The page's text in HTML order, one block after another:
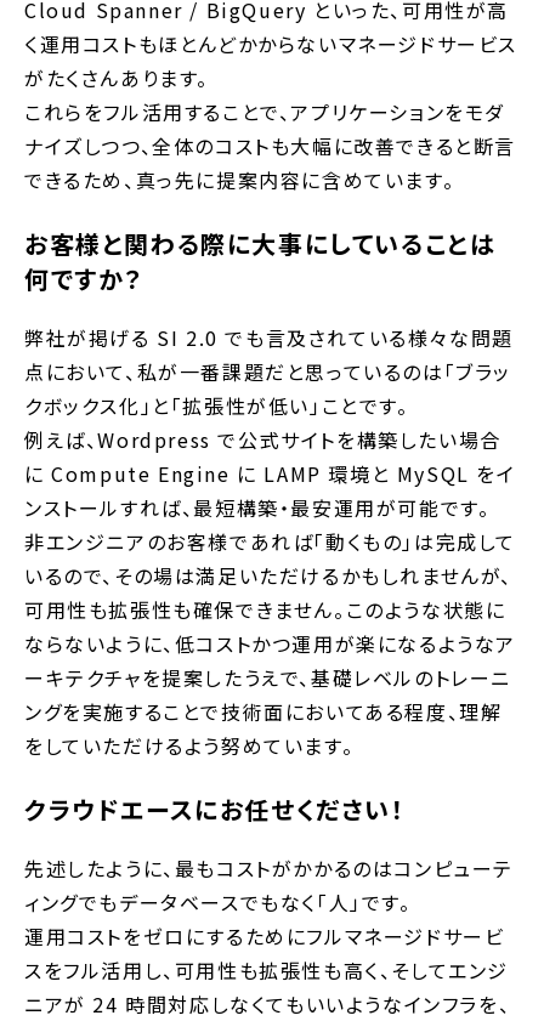
Cloud Spanner / BigQuery といった、可用性が高
く運用コストもほとんどかからないマネージドサービス
がたくさんあります。
これらをフル活用することで、アプリケーションをモダ
ナイズしつつ、全体のコストも大幅に改善できると断言
できるため、真っ先に提案内容に含めています。
お客様と関わる際に大事にしていることは
何ですか？
弊社が掲げる SI 2.0 でも言及されている様々な問題
点において、私が一番課題だと思っているのは「ブラッ
クボックス化」と「拡張性が低い」ことです。
例えば、Wordpress で公式サイトを構築したい場合
に Compute Engine に LAMP 環境と MySQL をイ
ンストールすれば、最短構築・最安運用が可能です。
非エンジニアのお客様であれば「動くもの」は完成して
いるので、その場は満足いただけるかもしれませんが、
可用性も拡張性も確保できません。このような状態に
ならないように、低コストかつ運用が楽になるようなア
ーキテクチャを提案したうえで、基礎レベルのトレーニ
ングを実施することで技術面においてある程度、理解
をしていただけるよう努めています。
クラウドエースにお任せください！
先述したように、最もコストがかかるのはコンピューテ
ィングでもデータベースでもなく「人」です。
運用コストをゼロにするためにフルマネージドサービ
スをフル活用し、可用性も拡張性も高く、そしてエンジ
ニアが 24 時間対応しなくてもいいようなインフラを、